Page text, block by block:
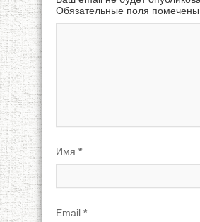
Обязательные поля помечены
Имя *
Email *